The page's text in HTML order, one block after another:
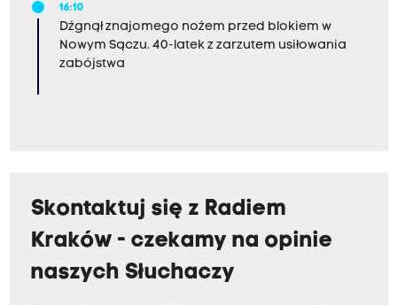
16:10
Dźgnął znajomego nożem przed blokiem w
Nowym Sączu. 40-latek z zarzutem usiłowania
zabójstwa
Skontaktuj się z Radiem
Kraków - czekamy na opinie
naszych Słuchaczy